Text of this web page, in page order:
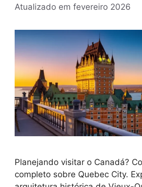
Atualizado em fevereiro 2026
Planejando visitar o Canadá?
completo sobre Quebec City.